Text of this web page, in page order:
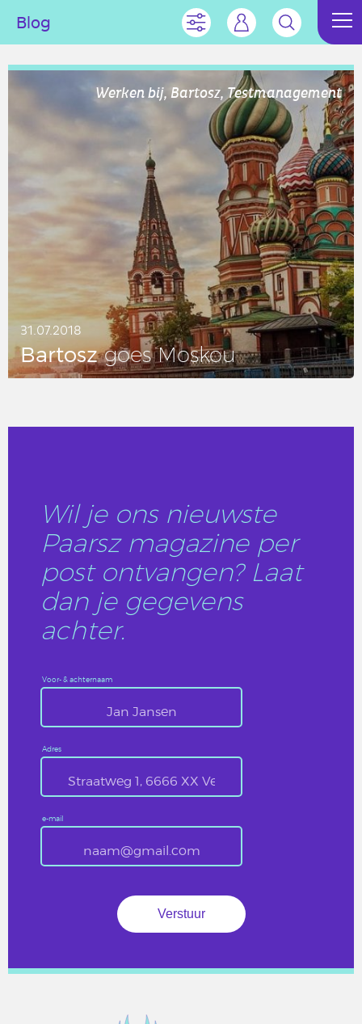
Blog
Werken bij, Bartosz, Testmanagement
31.07.2018
Bartoszgoes Moskou
Wil je ons nieuwste
Paarsz magazine per
post ontvangen? Laat
dan je gegevens
achter.
Voor- & achternaam
Adres
e-mail